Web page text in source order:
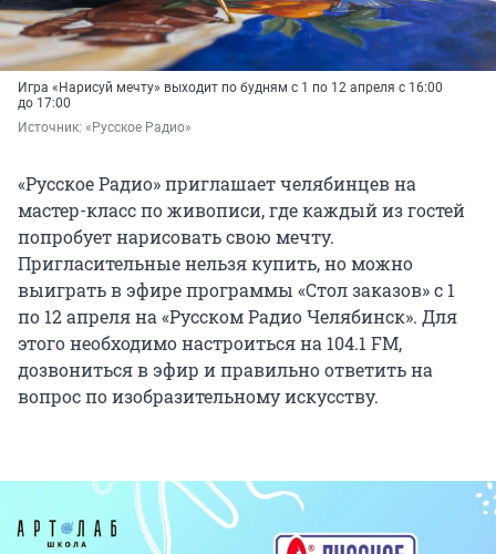
Игра «Нарисуй мечту» выходит по будням с 1 по 12 апреля с 16:00
до 17:00
Источник: «Русское Радио»
«Русское Радио» приглашает челябинцев на
мастер-класс по живописи, где каждый из гостей
попробует нарисовать свою мечту.
Пригласительные нельзя купить, но можно
выиграть в эфире программы «Стол заказов» с 1
по 12 апреля на «Русском Радио Челябинск». Для
этого необходимо настроиться на 104.1 FM,
дозвониться в эфир и правильно ответить на
вопрос по изобразительному искусству.